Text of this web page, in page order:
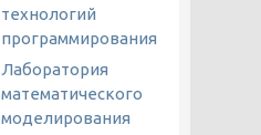
технологий
программирования
Лаборатория
математического
моделирования